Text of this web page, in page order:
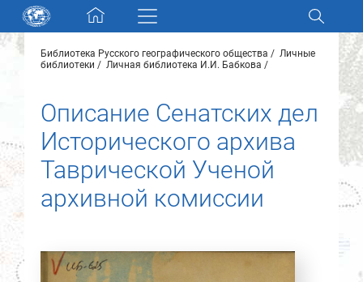
Skip navigation
Разделы и коллекции
Электронный каталог
Новости
О нас
Контакты
Найти
Библиотека Русского географического общества
Личные
библиотеки
Личная библиотека И.И. Бабкова
Описание Сенатских дел
Исторического архива
Таврической Ученой
архивной комиссии